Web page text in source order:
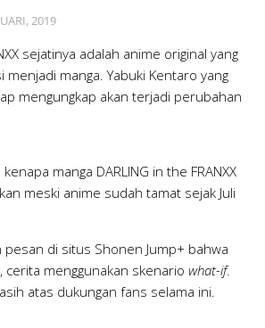
2019
sejatinya adalah anime original yang
manga. Yabuki Kentaro yang
mengungkap akan terjadi perubahan
manga DARLING in the FRANXX
meski anime sudah tamat sejak Juli
pesan di situs Shonen Jump+ bahwa
cerita menggunakan skenario what-if.
atas dukungan fans selama ini.